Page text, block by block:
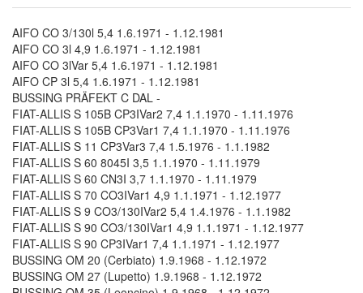
AIFO CO 3/130l 5,4 1.6.1971 - 1.12.1981
AIFO CO 3l 4,9 1.6.1971 - 1.12.1981
AIFO CO 3lVar 5,4 1.6.1971 - 1.12.1981
AIFO CP 3l 5,4 1.6.1971 - 1.12.1981
BUSSING PRÄFEKT C DAL -
FIAT-ALLIS S 105B CP3IVar2 7,4 1.1.1970 - 1.11.1976
FIAT-ALLIS S 105B CP3Var1 7,4 1.1.1970 - 1.11.1976
FIAT-ALLIS S 11 CP3Var3 7,4 1.5.1976 - 1.1.1982
FIAT-ALLIS S 60 8045I 3,5 1.1.1970 - 1.11.1979
FIAT-ALLIS S 60 CN3I 3,7 1.1.1970 - 1.11.1979
FIAT-ALLIS S 70 CO3IVar1 4,9 1.1.1971 - 1.12.1977
FIAT-ALLIS S 9 CO3/130IVar2 5,4 1.4.1976 - 1.1.1982
FIAT-ALLIS S 90 CO3/130IVar1 4,9 1.1.1971 - 1.12.1977
FIAT-ALLIS S 90 CP3IVar1 7,4 1.1.1971 - 1.12.1977
BUSSING OM 20 (Cerbiato) 1.9.1968 - 1.12.1972
BUSSING OM 27 (Lupetto) 1.9.1968 - 1.12.1972